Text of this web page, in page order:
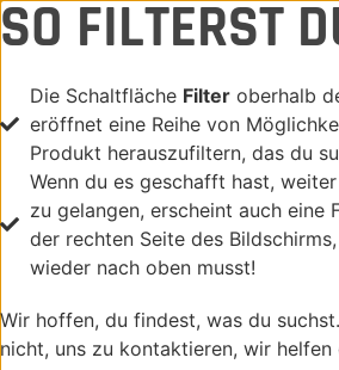
SO FILTERST
Die Schaltfläche Filter oberhalb
eröffnet eine Reihe von
Produkt herauszufiltern, das du
Wenn du es geschafft hast,
zu gelangen, erscheint auch eine
der rechten Seite des
wieder nach oben musst!
Wir hoffen, du findest, was du
nicht, uns zu kontaktieren, wir